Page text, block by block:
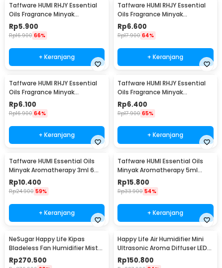
Taffware HUMI RHJY Essential
Oils Fragrance Minyak
Aromatherapy 10ml Strawberry
- RD-20
Rp5.900
Rp16.900 66%
+ Keranjang
Taffware HUMI RHJY Essential
Oils Fragrance Minyak
Aromatherapy 10ml Orange -
RD-20
Rp6.600
Rp17.900 64%
+ Keranjang
Taffware HUMI RHJY Essential
Oils Fragrance Minyak
Aromatherapy 10ml Lavender -
RD-20
Rp6.100
Rp16.900 64%
+ Keranjang
Taffware HUMI RHJY Essential
Oils Fragrance Minyak
Aromatherapy 10ml Mint - RD-
20
Rp6.400
Rp17.900 65%
+ Keranjang
Taffware HUMI Essential Oils
Minyak Aromatherapy 3ml 6
PCS Mixing - RS-15
Rp10.400
Rp24.900 59%
+ Keranjang
Taffware HUMI Essential Oils
Minyak Aromatherapy 5ml
Mixing 6 PCS Mixing - RS-10
Rp15.800
Rp33.900 54%
+ Keranjang
NeSugar Happy Life Kipas
Bladeless Fan Humidifier Mist
LED - R011
Rp270.500
Happy Life Air Humidifier Mini
Ultrasonic Aroma Diffuser LED
RGB 120ml - HL-EOD01
Rp150.800